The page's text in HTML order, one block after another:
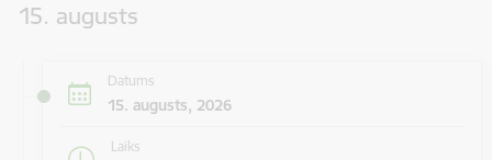
15. augusts
Datums
15. augusts, 2026
Laiks